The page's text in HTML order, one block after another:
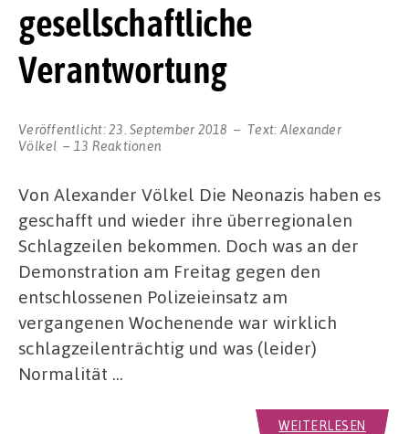
gesellschaftliche
Verantwortung
Veröffentlicht:23. September 2018 Text: Alexander
Völkel
13 Reaktionen
Von Alexander Völkel Die Neonazis haben es
geschafft und wieder ihre überregionalen
Schlagzeilen bekommen. Doch was an der
Demonstration am Freitag gegen den
entschlossenen Polizeieinsatz am
vergangenen Wochenende war wirklich
schlagzeilenträchtig und was (leider)
Normalität …
WEITERLESEN